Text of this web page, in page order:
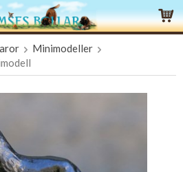
blivit tillagd i varukorgen
Minimodeller